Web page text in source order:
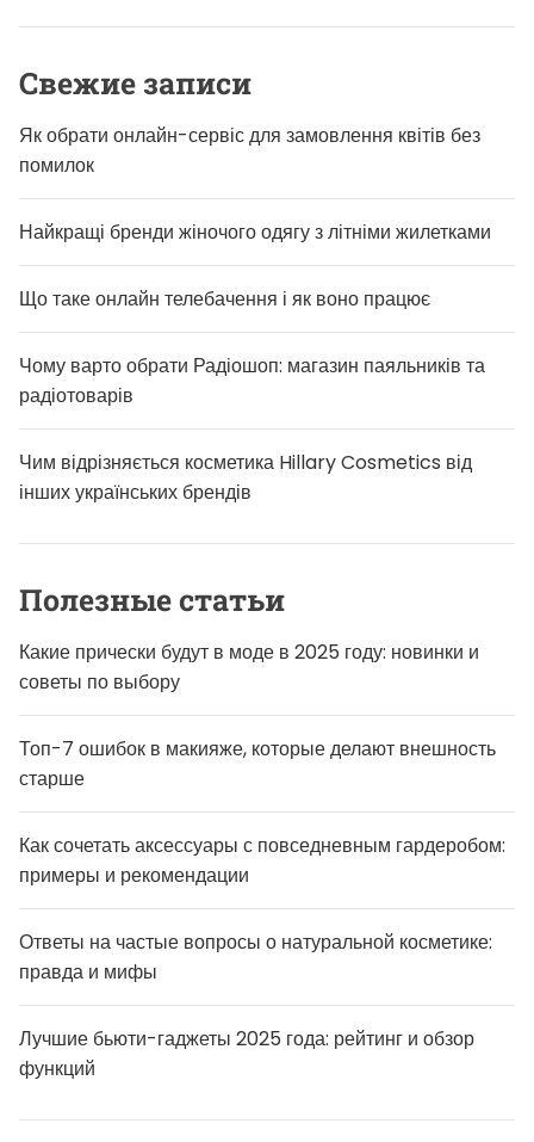
Свежие записи
Як обрати онлайн-сервіс для замовлення квітів без
помилок
Найкращі бренди жіночого одягу з літніми жилетками
Що таке онлайн телебачення і як воно працює
Чому варто обрати Радіошоп: магазин паяльників та
радіотоварів
Чим відрізняється косметика Hillary Cosmetics від
інших українських брендів
Полезные статьи
Какие прически будут в моде в 2025 году: новинки и
советы по выбору
Топ-7 ошибок в макияже, которые делают внешность
старше
Как сочетать аксессуары с повседневным гардеробом:
примеры и рекомендации
Ответы на частые вопросы о натуральной косметике:
правда и мифы
Лучшие бьюти-гаджеты 2025 года: рейтинг и обзор
функций